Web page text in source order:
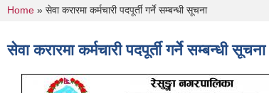
You are here
Home » सेवा करारमा कर्मचारी पदपूर्ती गर्ने सम्बन्धी सूचना
सेवा करारमा कर्मचारी पदपूर्ती गर्ने सम्बन्धी सूचना